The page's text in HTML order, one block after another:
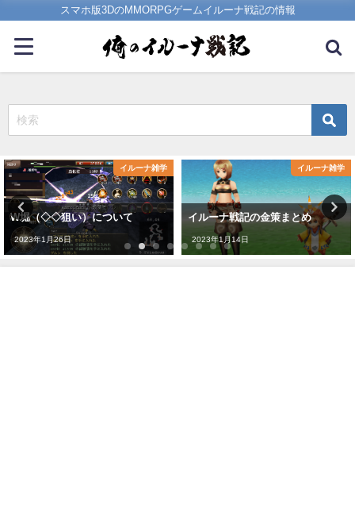
スマホ版3DのMMORPGゲームイルーナ戦記の情報
イルーナ雑学
W堀（◇◇狙い）について
2023年1月26日
イルーナ雑学
イルーナ戦記の金策まとめ
2023年1月14日